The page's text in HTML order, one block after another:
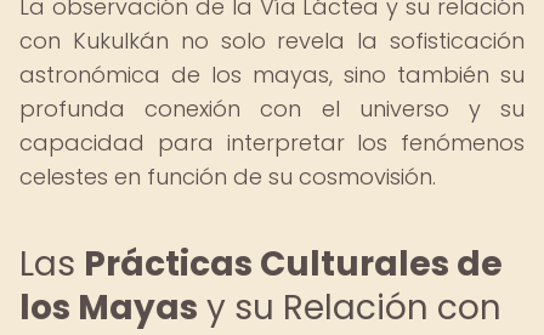
La observación de la Vía Láctea y su relación
con Kukulkán no solo revela la sofisticación
astronómica de los mayas, sino también su
profunda conexión con el universo y su
capacidad para interpretar los fenómenos
celestes en función de su cosmovisión.
Las Prácticas Culturales de
los Mayas y su Relación con